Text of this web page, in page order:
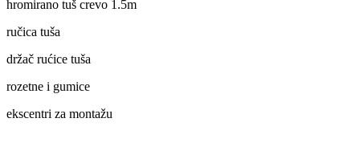
hromirano tuš crevo 1.5m
ručica tuša
držač rućice tuša
rozetne i gumice
ekscentri za montažu